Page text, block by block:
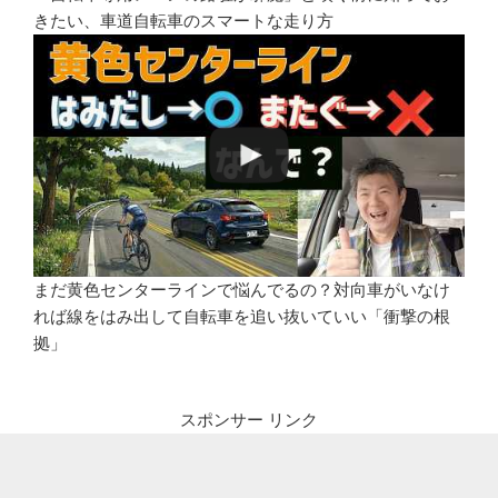
きたい、車道自転車のスマートな走り方
まだ黄色センターラインで悩んでるの？対向車がいなけ
れば線をはみ出して自転車を追い抜いていい「衝撃の根
拠」
スポンサー リンク